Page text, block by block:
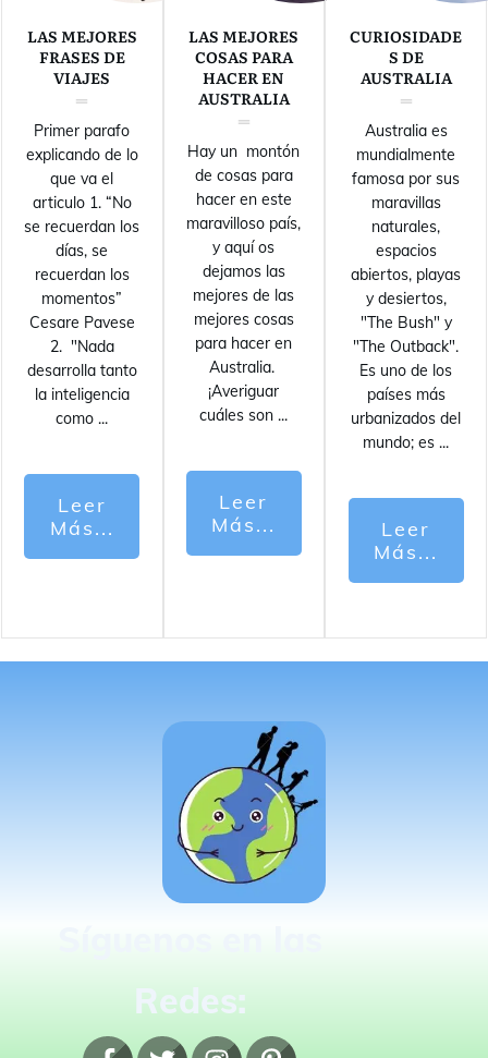
LAS MEJORES
FRASES DE
VIAJES
Primer parafo
explicando de lo
que va el
articulo 1. “No
se recuerdan los
días, se
recuerdan los
momentos”
Cesare Pavese
2. "Nada
desarrolla tanto
la inteligencia
como ...
Leer
Más...
LAS MEJORES
COSAS PARA
HACER EN
AUSTRALIA
Hay un montón
de cosas para
hacer en este
maravilloso país,
y aquí os
dejamos las
mejores de las
mejores cosas
para hacer en
Australia.
¡Averiguar
cuáles son ...
Leer
Más...
CURIOSIDADE
S DE
AUSTRALIA
Australia es
mundialmente
famosa por sus
maravillas
naturales,
espacios
abiertos, playas
y desiertos,
"The Bush" y
"The Outback".
Es uno de los
países más
urbanizados del
mundo; es ...
Leer
Más...
Redes: